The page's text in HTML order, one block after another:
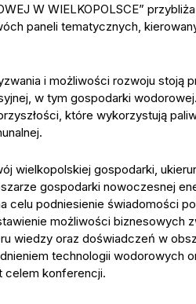
W WIELKOPOLSCE”
paneli tematycznych,
i możliwości rozwoju stoją
w tym gospodarki
które wykorzystują
wielkopolskiej gospodarki,
gospodarki nowoczesnej
celu podniesienie świadomości
możliwości biznesowych
wiedzy oraz doświadczeń w
technologii wodorowych
celem konferencji.